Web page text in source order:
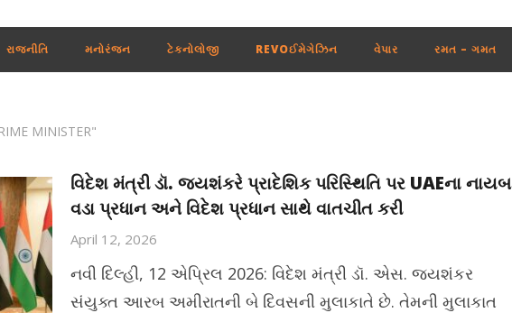
રાજનીતિ મનોરંજન ટેકનોલોજી REVOઈમેગેઝિન વેપાર રમત – ગમત
MINISTER"
વિદેશ મંત્રી ડૉ. જયશંકરે પ્રાદેશિક પરિસ્થિતિ પર UAEના નાયબ
વડા પ્રધાન અને વિદેશ પ્રધાન સાથે વાતચીત કરી
April 12, 2026
નવી દિલ્હી, 12 એપ્રિલ 2026: વિદેશ મંત્રી ડૉ. એસ. જયશંકર
સંયુક્ત આરબ અમીરાતની બે દિવસની મુલાકાતે છે. તેમની મુલાકાત